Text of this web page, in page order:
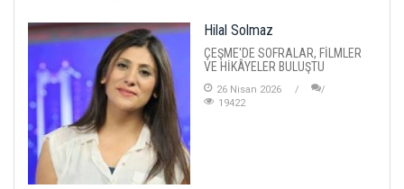
Hilal Solmaz
ÇEŞME'DE SOFRALAR, FİLMLER
VE HİKÂYELER BULUŞTU
26 Nisan 2026
19422